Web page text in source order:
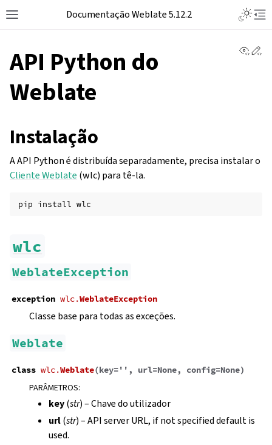
Toggle site navigation sidebar
Documentação Weblate 5.12.2
API Python do
Weblate
Instalação
A API Python é distribuída separadamente, precisa instalar o
Cliente Weblate (wlc) para tê-la.
pip install
wlc
WeblateException
exception wlc.WeblateException
Classe base para todas as exceções.
Weblate
class wlc.Weblate(key='' , url=None, config=None)
PARÂMETROS:
key(str) – Chave do utilizador
url(str) – API server URL, if not specified default is
used.